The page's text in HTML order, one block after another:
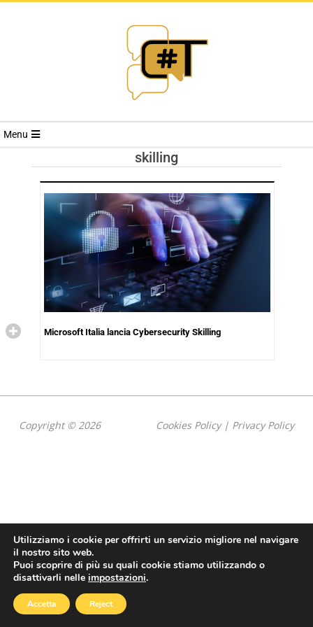
RIVISTA
TRENDS
Menu
skilling
Microsoft Italia lancia Cybersecurity Skilling
Copyright © 2026 Cookies Policy| Privacy Policy
Utilizziamo i cookie per offrirti un servizio migliore nel navigare
il nostro sito web.
Puoi scoprire di più su quali cookie stiamo utilizzando o
disattivarli nelle impostazioni.
Accetta Reject